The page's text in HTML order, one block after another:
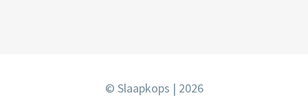
© Slaapkops | 2026